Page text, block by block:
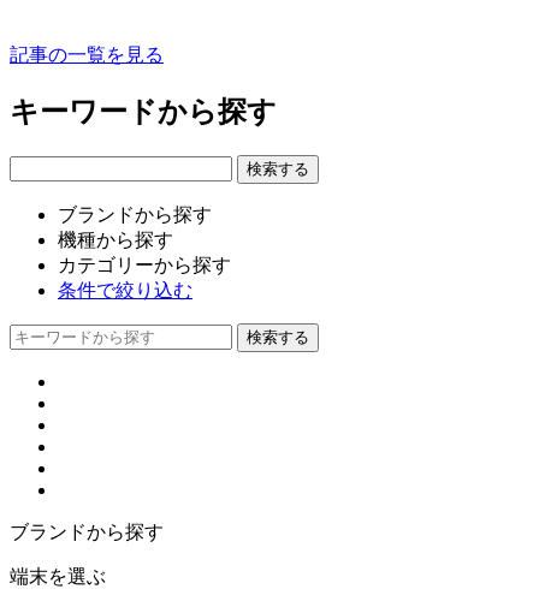
記事の一覧を見る
キーワードから探す
ブランドから探す
機種から探す
カテゴリーから探す
条件で絞り込む
ブランドから探す
端末を選ぶ